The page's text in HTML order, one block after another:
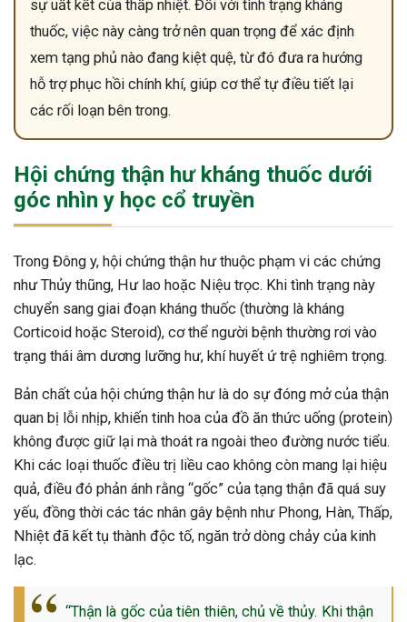
Sau Sinh Có Tự Khỏi
Thông Tin Cần Biết
sau sinh là tình trạng viêm da
của chị em trở nên khô...
sự uất kết của thấp nhiệt. Đối với tình trạng kháng
thuốc, việc này càng trở nên quan trọng để xác định
xem tạng phủ nào đang kiệt quệ, từ đó đưa ra hướng
hỗ trợ phục hồi chính khí, giúp cơ thể tự điều tiết lại
các rối loạn bên trong.
Hội chứng thận hư kháng thuốc dưới
góc nhìn y học cổ truyền
Trong Đông y, hội chứng thận hư thuộc phạm vi các chứng
như Thủy thũng, Hư lao hoặc Niệu trọc. Khi tình trạng này
chuyển sang giai đoạn kháng thuốc (thường là kháng
Corticoid hoặc Steroid), cơ thể người bệnh thường rơi vào
trạng thái âm dương lưỡng hư, khí huyết ứ trệ nghiêm trọng.
Bản chất của hội chứng thận hư là do sự đóng mở của thận
quan bị lỗi nhịp, khiến tinh hoa của đồ ăn thức uống (protein)
không được giữ lại mà thoát ra ngoài theo đường nước tiểu.
Khi các loại thuốc điều trị liều cao không còn mang lại hiệu
quả, điều đó phản ánh rằng “gốc” của tạng thận đã quá suy
yếu, đồng thời các tác nhân gây bệnh như Phong, Hàn, Thấp,
Nhiệt đã kết tụ thành độc tố, ngăn trở dòng chảy của kinh
lạc.
“Thận là gốc của tiên thiên, chủ về thủy. Khi thận